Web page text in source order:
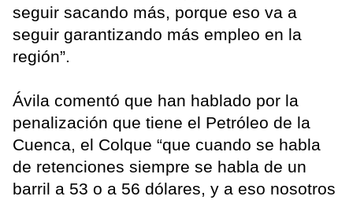
seguir sacando más, porque eso va a
seguir garantizando más empleo en la
región”.
Ávila comentó que han hablado por la
penalización que tiene el Petróleo de la
Cuenca, el Colque “que cuando se habla
de retenciones siempre se habla de un
barril a 53 o a 56 dólares, y a eso nosotros